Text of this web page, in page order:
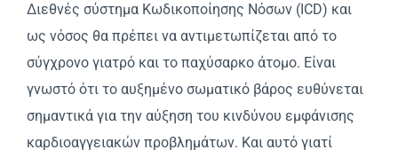
Διεθνές σύστημα Κωδικοποίησης Νόσων (ICD) και
ως νόσος θα πρέπει να αντιμετωπίζεται από το
σύγχρονο γιατρό και το παχύσαρκο άτομο. Είναι
γνωστό ότι το αυξημένο σωματικό βάρος ευθύνεται
σημαντικά για την αύξηση του κινδύνου εμφάνισης
καρδιοαγγειακών προβλημάτων. Και αυτό γιατί